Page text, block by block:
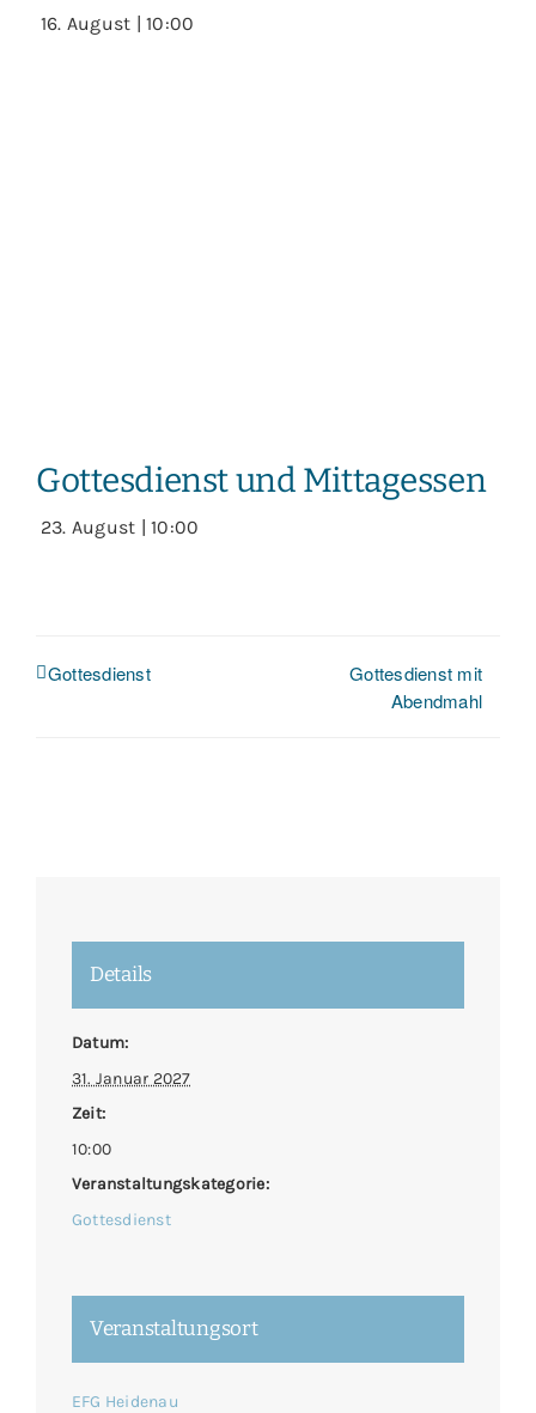
16. August | 10:00
Gottesdienst und Mittagessen
23. August | 10:00
Gottesdienst
Gottesdienst mit
Abendmahl
Details
Datum:
31. Januar 2027
Zeit:
10:00
Veranstaltungskategorie:
Gottesdienst
Veranstaltungsort
EFG Heidenau